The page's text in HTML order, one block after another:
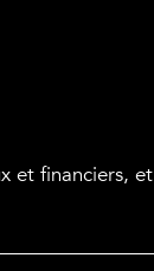
et financiers, et